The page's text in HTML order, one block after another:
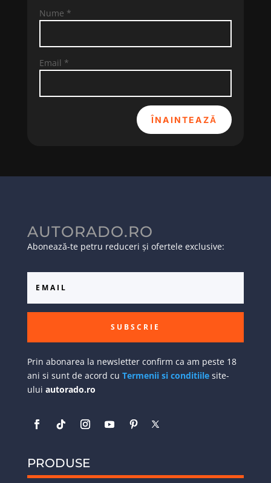
Nume *
Email *
ÎNAINTEAZĂ
AUTORADO.RO
Abonează-te petru reduceri și ofertele exclusive:
SUBSCRIE
Prin abonarea la newsletter confirm ca am peste 18
ani si sunt de acord cu Termenii si conditiilesite-
ului autorado.ro
PRODUSE